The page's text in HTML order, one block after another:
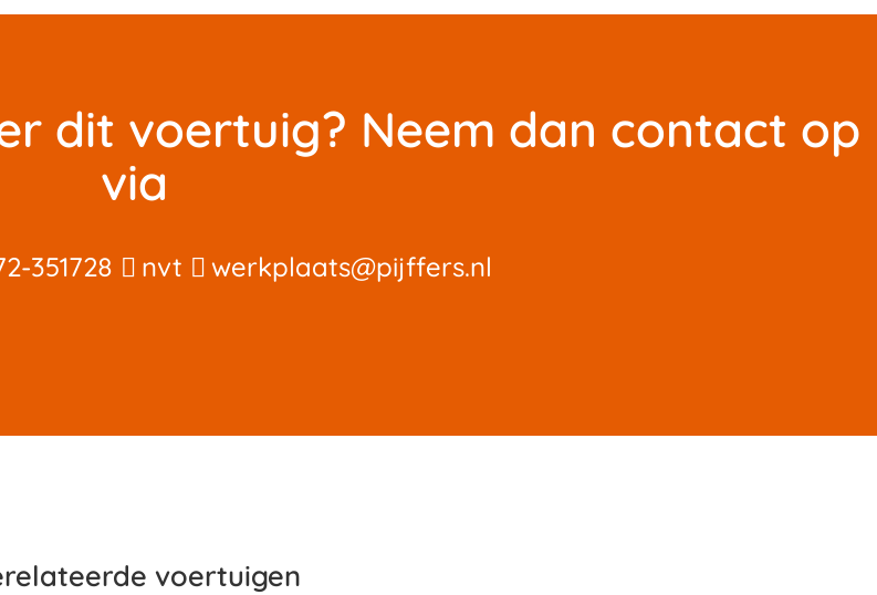
dit voertuig? Neem dan contact op
via
351728 nvt werkplaats@pijffers.nl
voertuigen